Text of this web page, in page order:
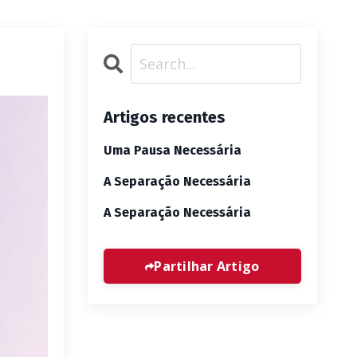
Artigos recentes
Uma Pausa Necessária
A Separação Necessária
A Separação Necessária
Partilhar Artigo